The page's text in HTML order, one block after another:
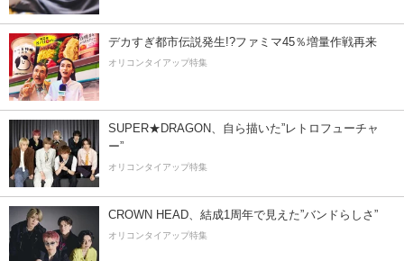
デカすぎ都市伝説発生!?ファミマ45％増量作戦再来
オリコンタイアップ特集
SUPER★DRAGON、自ら描いた”レトロフューチャ
ー”
オリコンタイアップ特集
CROWN HEAD、結成1周年で見えた”バンドらしさ”
オリコンタイアップ特集